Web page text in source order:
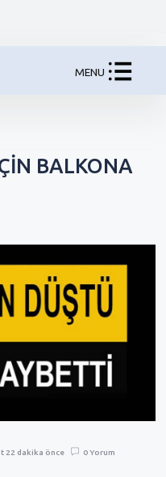
MENU
BALKONA
22 dakika önce 0 Yorum